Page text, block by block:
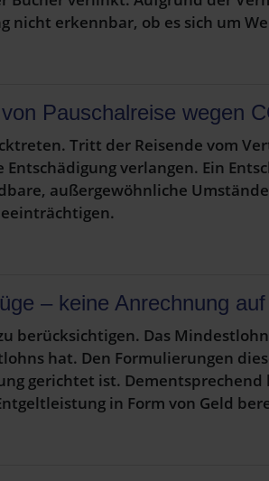
nicht erkennbar, ob es sich um
Pauschalreise wegen
Tritt der Reisende vom
verlangen. Ein
außergewöhnliche
– keine Anrechnung
berücksichtigen. Das
hat. Den Formulierungen
gerichtet ist.
in Form von Geld